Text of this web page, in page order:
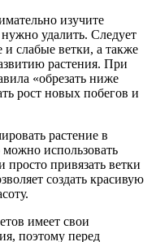
изучите
удалить. Следует
слабые ветки, а также
растения. При
«обрезать ниже
рост новых побегов и
растение в
использовать
привязать ветки
создать красивую
имеет свои
поэтому перед